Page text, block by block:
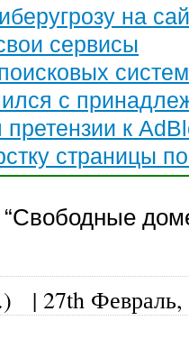
на
сервисы
систем
с
к
страницы
“Свободные
| 27th Февраль,